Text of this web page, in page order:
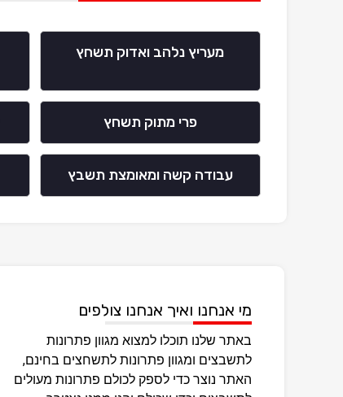
מעריץ נלהב ואדוק תשחץ
פרי מתוק תשחץ
עבודה קשה ומאומצת תשבץ
מי אנחנו ואיך אנחנו צולפים
באתר שלנו תוכלו למצוא מגוון פתרונות
לתשבצים ומגוון פתרונות לתשחצים בחינם,
האתר נוצר כדי לספק לכולם פתרונות מעולים